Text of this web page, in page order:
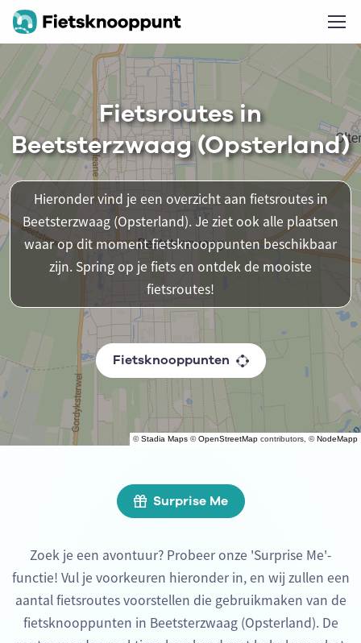
©Stadia Maps ©OpenStreetMap contributors, ©NodeMapp
Fietsroutes in
Beetsterzwaag (Opsterland)
Hieronder vind je een overzicht aan fietsroutes in
Beetsterzwaag (Opsterland). Je ziet ook alle plaatsen
waar op dit moment fietsknooppunten beschikbaar
zijn. Spring op je fiets en ontdek de mooiste
fietsroutes!
Fietsknooppunten
Surprise Me
Zoek je een avontuur? Probeer onze 'Surprise Me'-
functie! Vul je voorkeuren hieronder in, en wij zullen een
aantal fietsroutes voorstellen die gebruikmaken van de
fietsknooppunten in Beetsterzwaag (Opsterland). De